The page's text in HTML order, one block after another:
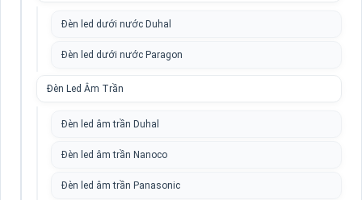
Đèn led dưới nước Duhal
Đèn led dưới nước Paragon
Đèn Led Âm Trần
Đèn led âm trần Duhal
Đèn led âm trần Nanoco
Đèn led âm trần Panasonic